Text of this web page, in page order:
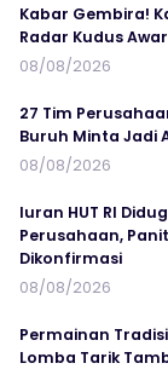
Kabar Gembira!
Radar Kudus
08/08/2026
27 Tim
Buruh Minta Jadi
08/08/2026
Iuran HUT RI
Perusahaan,
Dikonfirmasi
08/08/2026
Permainan
Lomba Tarik